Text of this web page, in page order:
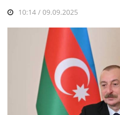
10:14 / 09.09.2025